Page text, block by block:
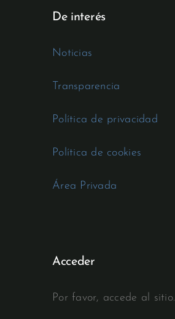
De interés
Noticias
Transparencia
Política de privacidad
Política de cookies
Área Privada
Acceder
Por favor, accede al sitio.